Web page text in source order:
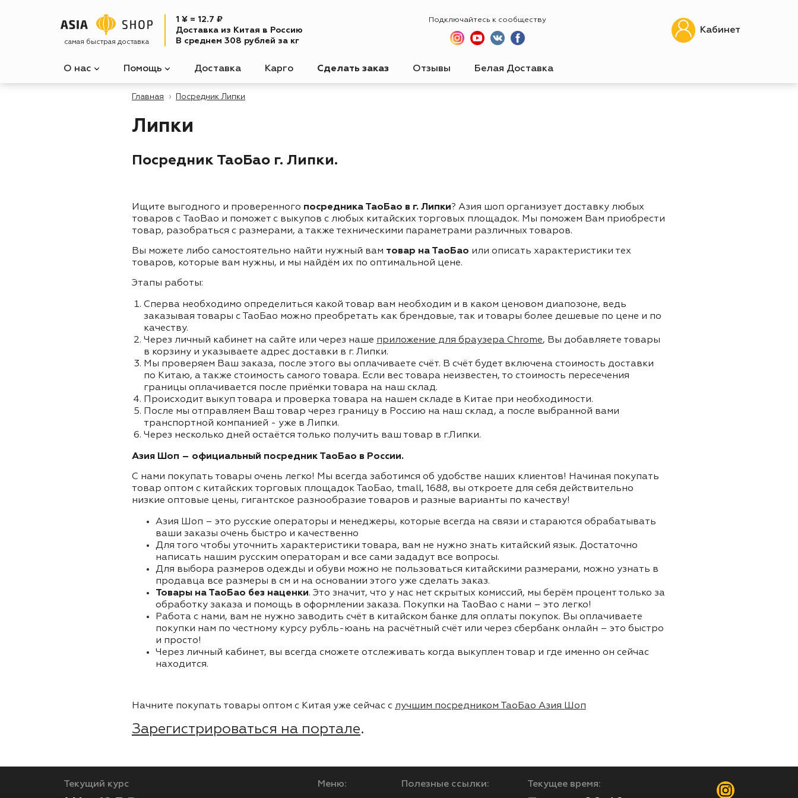
самая быстрая доставка
1 ¥ = 12.7 ₽
Доставка из Китая в Россию
В среднем 308 рублей за кг
Подключайтесь к сообществу
Кабинет
О нас Помощь Доставка Карго Сделать заказ Отзывы Белая Доставка
Главная Посредник Липки
Липки
Посредник ТаоБао г. Липки.
Ищите выгодного и проверенного посредника ТаоБао в г. Липки? Азия шоп организует доставку любых
товаров с TaoBao и поможет с выкупов с любых китайских торговых площадок. Мы поможем Вам приобрести
товар, разобраться с размерами, а также техническими параметрами различных товаров.
Вы можете либо самостоятельно найти нужный вам товар на ТаоБао или описать характеристики тех
товаров, которые вам нужны, и мы найдём их по оптимальной цене.
Этапы работы:
Сперва необходимо определиться какой товар вам необходим и в каком ценовом диапозоне, ведь
заказывая товары с ТаоБао можно преобретать как брендовые, так и товары более дешевые по цене и по
качеству.
Через личный кабинет на сайте или через наше приложение для браузера Chrome, Вы добавляете товары
в корзину и указываете адрес доставки в г. Липки.
Мы проверяем Ваш заказа, после этого вы оплачиваете счёт. В счёт будет включена стоимость доставки
по Китаю, а также стоимость самого товара. Если вес товара неизвестен, то стоимость пересечения
границы оплачивается после приёмки товара на наш склад.
Происходит выкуп товара и проверка товара на нашем складе в Китае при необходимости.
После мы отправляем Ваш товар через границу в Россию на наш склад, а после выбранной вами
транспортной компанией - уже в Липки.
Через несколько дней остаётся только получить ваш товар в г.Липки.
Азия Шоп – официальный посредник ТаоБао в России.
С нами покупать товары очень легко! Мы всегда заботимся об удобстве наших клиентов! Начиная покупать
товар оптом с китайских торговых площадок ТаоБао, tmall, 1688, вы откроете для себя действительно
низкие оптовые цены, гигантское разнообразие товаров и разные варианты по качеству!
Азия Шоп – это русские операторы и менеджеры, которые всегда на связи и стараются обрабатывать
ваши заказы очень быстро и качественно
Для того чтобы уточнить характеристики товара, вам не нужно знать китайский язык. Достаточно
написать нашим русским операторам и все сами зададут все вопросы.
Для выбора размеров одежды и обуви можно не пользоваться китайскими размерами, можно узнать в
продавца все размеры в см и на основании этого уже сделать заказ.
Товары на ТаоБао без наценки. Это значит, что у нас нет скрытых комиссий, мы берём процент только за
обработку заказа и помощь в оформлении заказа. Покупки на TaoBao с нами – это легко!
Работа с нами, вам не нужно заводить счёт в китайском банке для оплаты покупок. Вы оплачиваете
покупки нам по честному курсу рубль-юань на расчётный счёт или через сбербанк онлайн – это быстро
и просто!
Через личный кабинет, вы всегда сможете отслеживать когда выкуплен товар и где именно он сейчас
находится.
Начните покупать товары оптом с Китая уже сейчас с лучшим посредником ТаоБао Азия Шоп
Зарегистрироваться на портале.
Текущий курс Меню: Полезные ссылки: Текущее время: